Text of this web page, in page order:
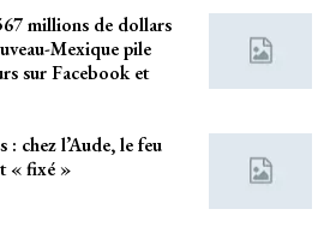
millions de dollars
Mexique pile
sur Facebook et
chez l’Aude, le feu
« fixé »